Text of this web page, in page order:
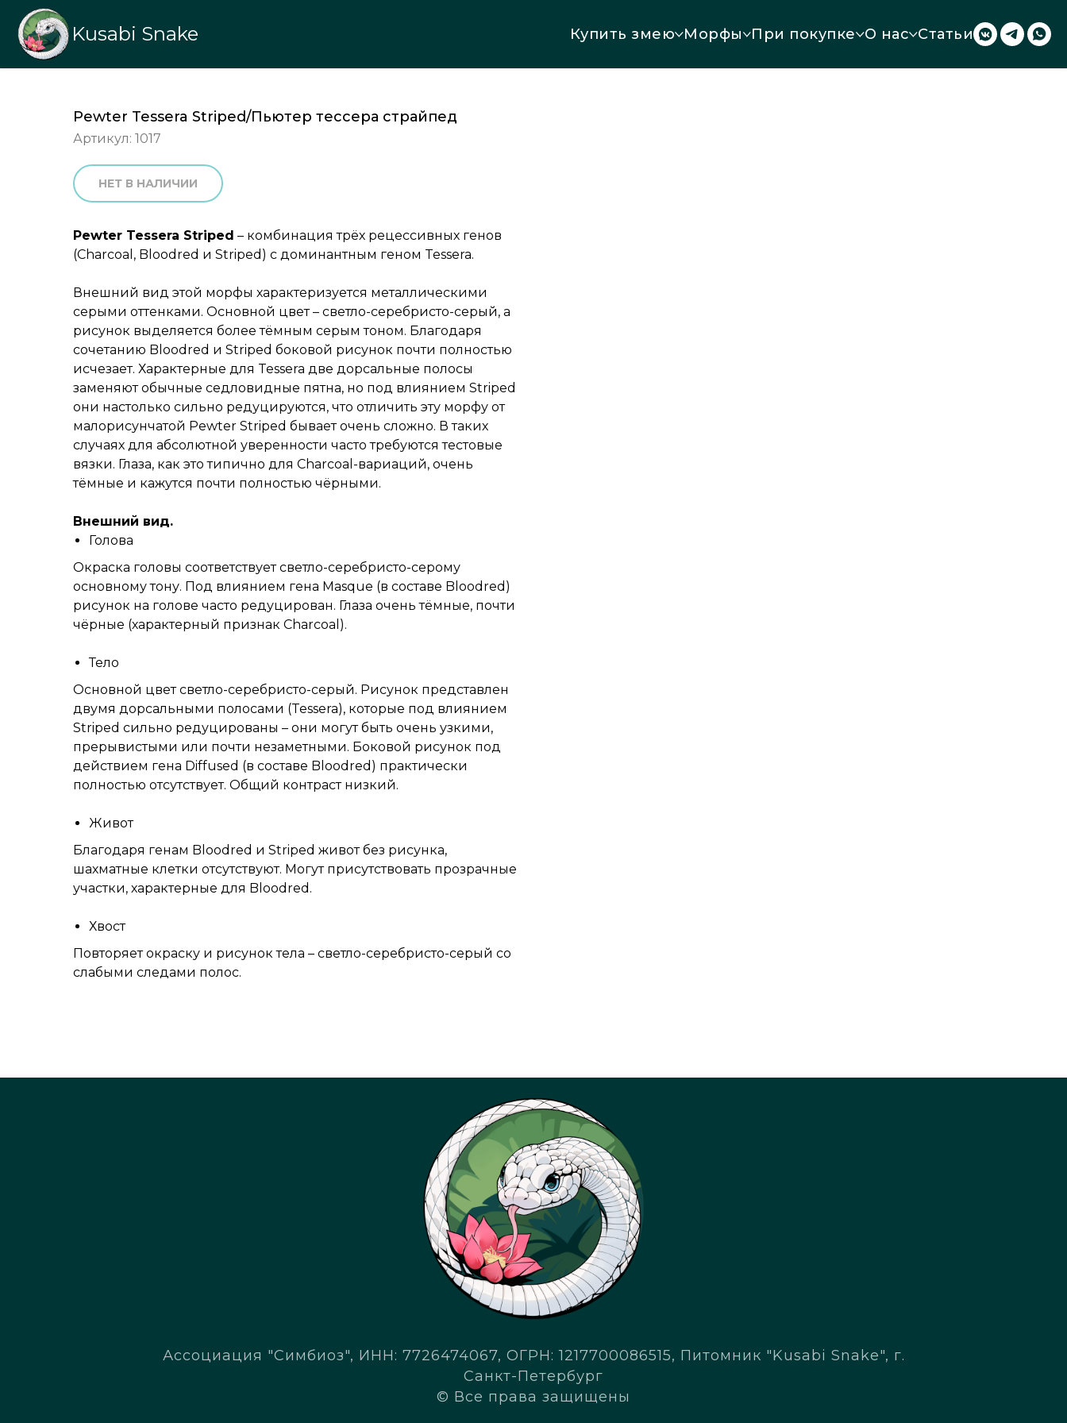
Kusabi Snake Купить змею Морфы При покупке О нас Статьи
Pewter Tessera Striped/Пьютер тессера страйпед
Артикул: 1017
НЕТ В НАЛИЧИИ
Pewter Tessera Striped – комбинация трёх рецессивных генов
(Charcoal, Bloodred и Striped) с доминантным геном Tessera.
Внешний вид этой морфы характеризуется металлическими
серыми оттенками. Основной цвет – светло-серебристо-серый, а
рисунок выделяется более тёмным серым тоном. Благодаря
сочетанию Bloodred и Striped боковой рисунок почти полностью
исчезает. Характерные для Tessera две дорсальные полосы
заменяют обычные седловидные пятна, но под влиянием Striped
они настолько сильно редуцируются, что отличить эту морфу от
малорисунчатой Pewter Striped бывает очень сложно. В таких
случаях для абсолютной уверенности часто требуются тестовые
вязки. Глаза, как это типично для Charcoal-вариаций, очень
тёмные и кажутся почти полностью чёрными.
Внешний вид.
Голова
Окраска головы соответствует светло-серебристо-серому
основному тону. Под влиянием гена Masque (в составе Bloodred)
рисунок на голове часто редуцирован. Глаза очень тёмные, почти
чёрные (характерный признак Charcoal).
Тело
Основной цвет светло-серебристо-серый. Рисунок представлен
двумя дорсальными полосами (Tessera), которые под влиянием
Striped сильно редуцированы – они могут быть очень узкими,
прерывистыми или почти незаметными. Боковой рисунок под
действием гена Diffused (в составе Bloodred) практически
полностью отсутствует. Общий контраст низкий.
Живот
Благодаря генам Bloodred и Striped живот без рисунка,
шахматные клетки отсутствуют. Могут присутствовать прозрачные
участки, характерные для Bloodred.
Хвост
Повторяет окраску и рисунок тела – светло-серебристо-серый со
слабыми следами полос.
Ассоциация "Симбиоз", ИНН: 7726474067, ОГРН: 1217700086515, Питомник "Kusabi Snake", г.
Санкт-Петербург
© Все права защищены